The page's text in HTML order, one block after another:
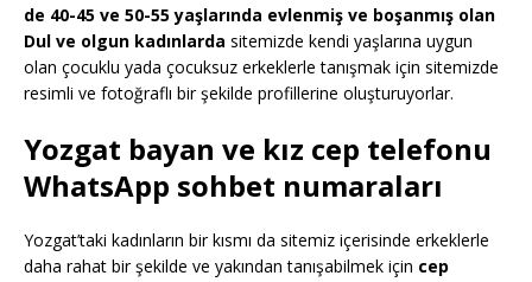
de 40-45 ve 50-55 yaşlarında evlenmiş ve boşanmış olan
Dul ve olgun kadınlarda sitemizde kendi yaşlarına uygun
olan çocuklu yada çocuksuz erkeklerle tanışmak için sitemizde
resimli ve fotoğraflı bir şekilde profillerine oluşturuyorlar.
Yozgat bayan ve kız cep telefonu
WhatsApp sohbet numaraları
Yozgat’taki kadınların bir kısmı da sitemiz içerisinde erkeklerle
daha rahat bir şekilde ve yakından tanışabilmek için cep